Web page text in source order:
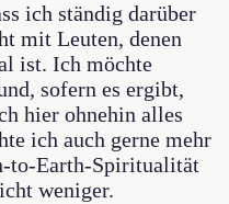
ich ständig darüber
mit Leuten, denen
ist. Ich möchte
sofern es ergibt,
hier ohnehin alles
ich auch gerne mehr
to-Earth-Spiritualität
weniger.